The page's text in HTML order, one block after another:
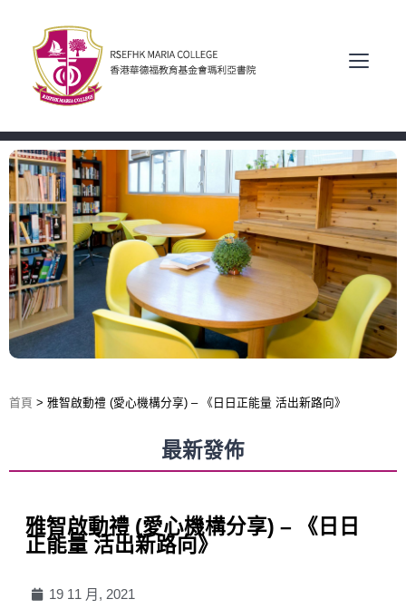
首頁 > 雅智啟動禮 (愛心機構分享) – 《日日正能量 活出新路向》
最新發佈
雅智啟動禮 (愛心機構分享) – 《日日
正能量 活出新路向》
19 11 月, 2021